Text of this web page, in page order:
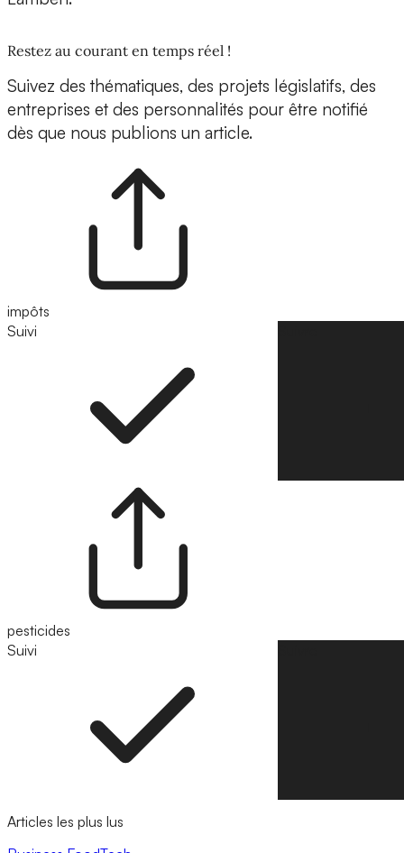
Restez au courant en temps réel !
Suivez des thématiques, des projets législatifs, des
entreprises et des personnalités pour être notifié
dès que nous publions un article.
impôts
Suivi
pesticides
Suivi
Articles les plus lus